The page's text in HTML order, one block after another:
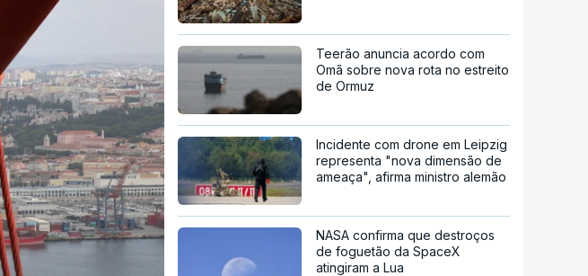
Teerão anuncia acordo com
Omã sobre nova rota no estreito
de Ormuz
Incidente com drone em Leipzig
representa "nova dimensão de
ameaça", afirma ministro alemão
NASA confirma que destroços
de foguetão da SpaceX
atingiram a Lua